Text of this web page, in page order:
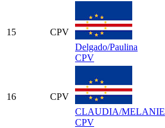
15
CPV
Delgado/Paulina
CPV
16
CPV
CLAUDIA/MELANIE
CPV